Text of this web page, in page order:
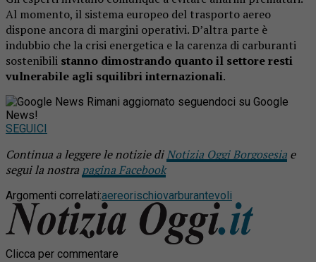
Al momento, il sistema europeo del trasporto aereo
dispone ancora di margini operativi. D’altra parte è
indubbio che la crisi energetica e la carenza di carburanti
sostenibili stanno dimostrando quanto il settore resti
vulnerabile agli squilibri internazionali.
Rimani aggiornato seguendoci su Google
News!
SEGUICI
Continua a leggere le notizie diNotizia Oggi Borgosesia e
segui la nostra pagina Facebook
Argomenti correlati:aereorischiovarburantevoli
Clicca per commentare